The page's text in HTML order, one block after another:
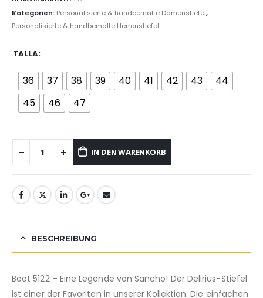
Kategorien: Personalisierte & handbemalte Damenstiefel,
Personalisierte & handbemalte Herrenstiefel
TALLA
36 37 38 39 40 41 42 43
44
45
46 47
IN DEN WARENKORB
BESCHREIBUNG
Boot 5122 – Eine Legende von Sancho! Der Delirius-Stiefel
ist einer der Favoriten in unserer Kollektion. Die einfachen